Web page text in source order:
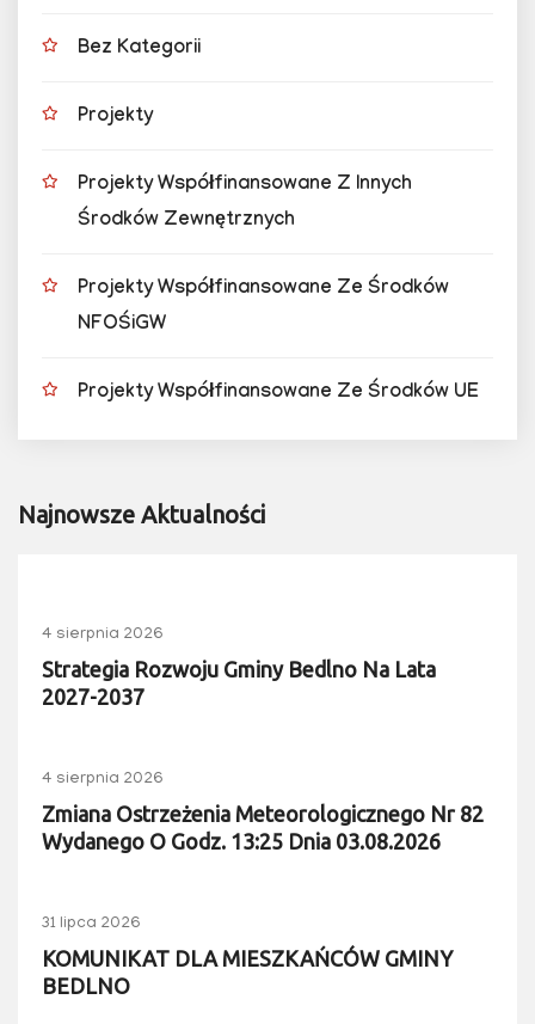
Bez Kategorii
Projekty
Projekty Współfinansowane Z Innych
Środków Zewnętrznych
Projekty Współfinansowane Ze Środków
NFOŚiGW
Projekty Współfinansowane Ze Środków UE
Najnowsze Aktualności
4 sierpnia 2026
Strategia Rozwoju Gminy Bedlno Na Lata
2027-2037
4 sierpnia 2026
Zmiana Ostrzeżenia Meteorologicznego Nr 82
Wydanego O Godz. 13:25 Dnia 03.08.2026
31 lipca 2026
KOMUNIKAT DLA MIESZKAŃCÓW GMINY
BEDLNO